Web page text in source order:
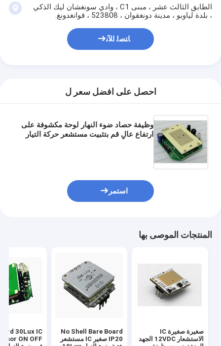
الطابق الثالث عشر ، مبنى C1 ، وادي سونغشان ليك الذكي
، بلدة لياوبو ، مدينة دونغقوان ، 523808 ، قوانغدونغ.
ﺎﺘﺼﻟ ﺍﻶﻧ
احصل على افضل سعر ل
وظيفة حصاد ضوء النهار لوحة مكشوفة على
ارتفاع عالٍ قم بتثبيت مستشعر حركة التيار
استمر
المنتجات الموصى بها
صغيرة صغيرة IC
الاستشعار 12VDC الجهد
No Shell Bare Board
IP20 صغير IC مستشعر
30Lux IC